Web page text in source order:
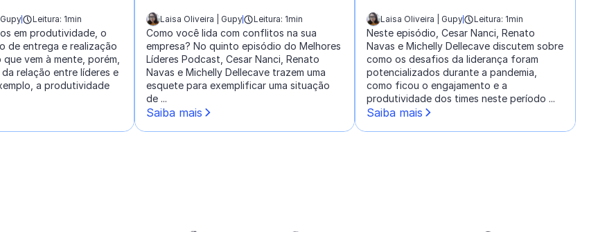
Leitura: 1min
em produtividade, o
de entrega e realização
vem à mente, porém,
relação entre líderes e
a produtividade
escrito por:
Laisa Oliveira | Gupy Leitura: 1min
Como você lida com conflitos na sua
empresa? No quinto episódio do Melhores
Líderes Podcast, Cesar Nanci, Renato
Navas e Michelly Dellecave trazem uma
esquete para exemplificar uma situação
de ...
Saiba mais
escrito por:
Laisa Oliveira | Gupy Leitura: 1min
Neste episódio, Cesar Nanci, Renato
Navas e Michelly Dellecave discutem sobre
como os desafios da liderança foram
potencializados durante a pandemia,
como ficou o engajamento e a
produtividade dos times neste período ...
Saiba mais